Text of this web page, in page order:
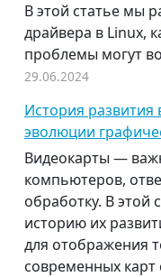
В этой статье мы
драйвера в Linux,
проблемы могут
29.06.2024
История
эволюции
Видеокарты —
компьютеров,
обработку. В этой
историю их
для отображения
современных карт